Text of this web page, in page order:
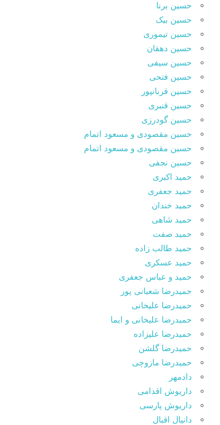
حسین برنا
حسین بیک
حسین تیموری
حسین دهقان
حسین سیفی
حسین فتحی
حسین قربانپور
حسین قنبری
حسین گودرزی
حسین مقصودى و مسعود اتمام
حسین مقصودی و مسعود اتمام
حسین نجفی
حمید اکبری
حمید جعفری
حمید خندان
حمید شاهی
حمید صفت
حمید طالب زاده
حمید عسکری
حمید و عباس جعفری
حمیدرضا شعبانی پور
حمیدرضا علیخانی
حمیدرضا علیخانی و ایما
حمیدرضا علیزاده
حمیدرضا گلشن
حمیدرضا مازوچی
دادمهر
داریوش اقدامی
داریوش پارسی
دانیال اقبال